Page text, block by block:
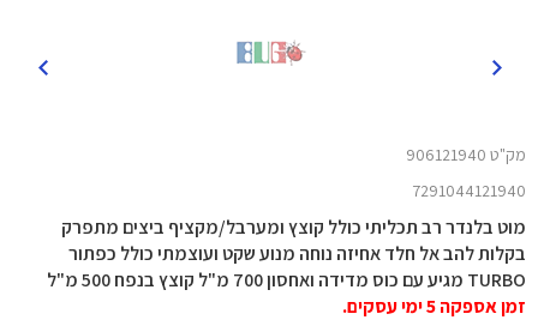
מק"ט 906121940
7291044121940
מוט בלנדר רב תכליתי כולל קוצץ ומערבל/מקציף ביצים מתפרק
בקלות להב אל חלד אחיזה נוחה מנוע שקט ועוצמתי כולל כפתור
TURBO מגיע עם כוס מדידה ואחסון 700 מ"ל קוצץ בנפח 500 מ"ל
זמן אספקה 5 ימי עסקים.